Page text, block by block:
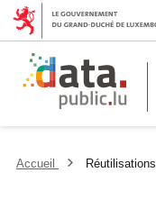
Accueil Réutilisations